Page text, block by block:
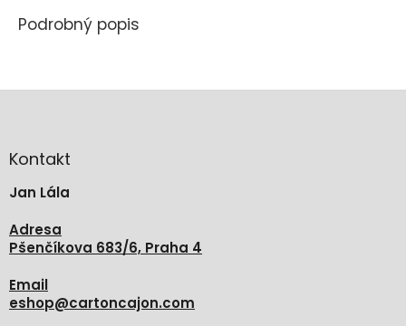
Podrobný popis
aKontakt
Jan Lála
Adresa
Pšenčíkova 683/6, Praha 4
Email
eshop@cartoncajon.com